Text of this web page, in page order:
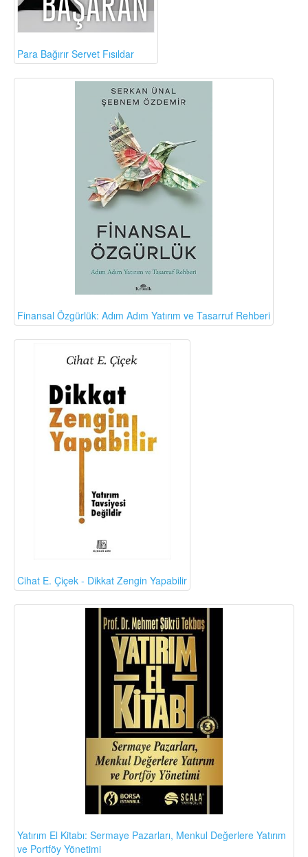
Para Bağırır Servet Fısıldar
Finansal Özgürlük: Adım Adım Yatırım ve Tasarruf Rehberi
Cihat E. Çiçek - Dikkat Zengin Yapabilir
Yatırım El Kitabı: Sermaye Pazarları, Menkul Değerlere Yatırım
ve Portföy Yönetimi